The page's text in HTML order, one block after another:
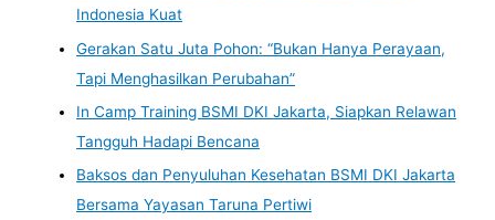
Indonesia Kuat
Gerakan Satu Juta Pohon: “Bukan Hanya Perayaan,
Tapi Menghasilkan Perubahan”
In Camp Training BSMI DKI Jakarta, Siapkan Relawan
Tangguh Hadapi Bencana
Baksos dan Penyuluhan Kesehatan BSMI DKI Jakarta
Bersama Yayasan Taruna Pertiwi